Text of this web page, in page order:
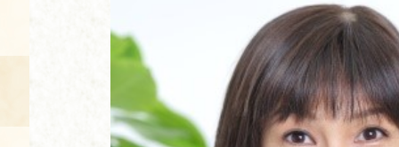
講演会付き料理教室
あじわい館弁当